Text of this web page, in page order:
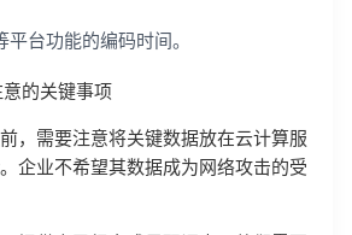
平台功能的编码时间。
意的关键事项
，需要注意将关键数据放在云计算服
企业不希望其数据成为网络攻击的受